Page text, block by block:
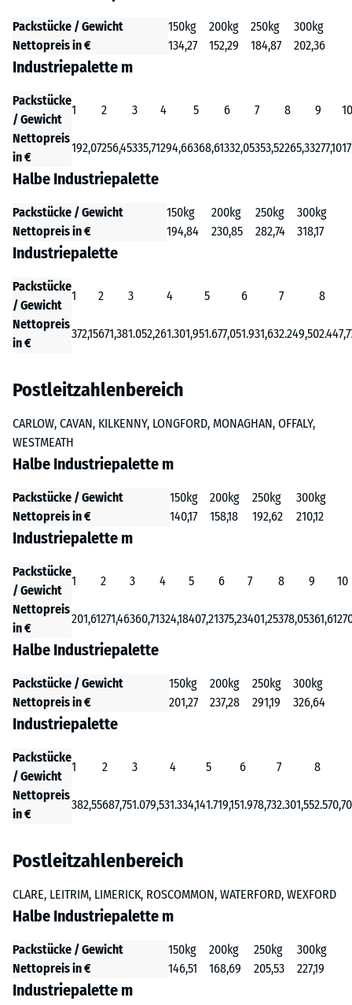
Packstücke / Gewicht 150kg 200kg 250kg
300kg
Nettopreis in €
134,27 152,29 184,87 202,36
Industriepalette m
Packstücke
/ Gewicht
1 2 3 4 5 6 7 8 9
10
Nettopreis
in €
192,07256,45335,71294,66368,61332,05353,52265,33277,10
Halbe Industriepalette
Packstücke / Gewicht 150kg 200kg 250kg
300kg
Nettopreis in €
194,84 230,85 282,74 318,17
Industriepalette
Packstücke
/ Gewicht
1 2 3 4 5 6 7
8
Nettopreis
in €
372,15671,381.052,261.301,951.677,051.931,632.249,50
Postleitzahlenbereich
CARLOW, CAVAN, KILKENNY, LONGFORD, MONAGHAN, OFFALY,
WESTMEATH
Halbe Industriepalette m
Packstücke / Gewicht 150kg 200kg 250kg
300kg
Nettopreis in €
140,17 158,18 192,62 210,12
Industriepalette m
Packstücke
/ Gewicht
1 2 3 4 5 6 7 8 9
10
Nettopreis
in €
201,61271,46360,71324,18407,21375,23401,25378,05361,61
Halbe Industriepalette
Packstücke / Gewicht 150kg 200kg 250kg
300kg
Nettopreis in €
201,27 237,28 291,19 326,64
Industriepalette
Packstücke
/ Gewicht
1 2 3 4 5 6 7
8
Nettopreis
in €
382,55687,751.079,531.334,141.719,151.978,732.301,552.570,70
Postleitzahlenbereich
CLARE, LEITRIM, LIMERICK, ROSCOMMON, WATERFORD, WEXFORD
Halbe Industriepalette m
Packstücke / Gewicht 150kg 200kg 250kg
300kg
Nettopreis in €
146,51 168,69 205,53 227,19
Industriepalette m